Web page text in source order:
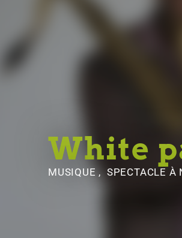
White
MUSIQUE , SPECTACLE À